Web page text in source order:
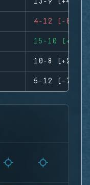
4-12 (-8)
15-10 (+5)
10-8 (+2)
5-12 (-7)